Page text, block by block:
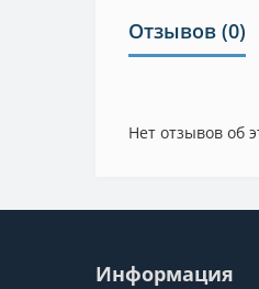
Отзывов (0)
Нет отзывов об
Информация